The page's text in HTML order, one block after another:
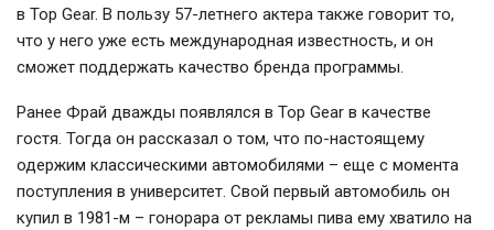
в Top Gear. В пользу 57-летнего актера также говорит то,
что у него уже есть международная известность, и он
сможет поддержать качество бренда программы.
Ранее Фрай дважды появлялся в Top Gear в качестве
гостя. Тогда он рассказал о том, что по-настоящему
одержим классическими автомобилями – еще с момента
поступления в университет. Свой первый автомобиль он
купил в 1981-м – гонорара от рекламы пива ему хватило на